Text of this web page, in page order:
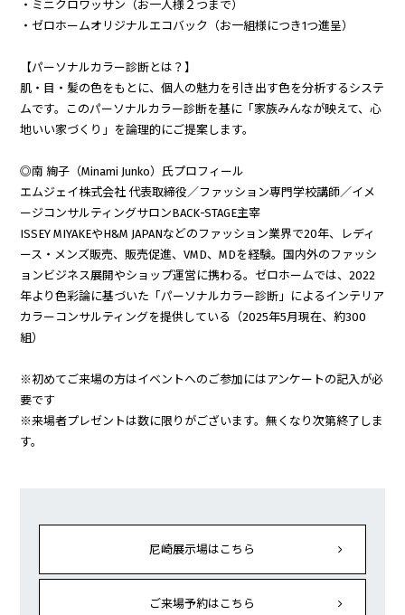
・ミニクロワッサン（お一人様２つまで）
・ゼロホームオリジナルエコバック（お一組様につき1つ進呈）
【パーソナルカラー診断とは？】
肌・目・髪の色をもとに、個人の魅力を引き出す色を分析するシステ
ムです。このパーソナルカラー診断を基に「家族みんなが映えて、心
地いい家づくり」を論理的にご提案します。
◎南 絢子（Minami Junko）氏プロフィール
エムジェイ株式会社 代表取締役／ファッション専門学校講師／イメ
ージコンサルティングサロンBACK-STAGE主宰
ISSEY MIYAKEやH&M JAPANなどのファッション業界で20年、レディ
ース・メンズ販売、販売促進、VMD、MDを経験。国内外のファッシ
ョンビジネス展開やショップ運営に携わる。ゼロホームでは、2022
年より色彩論に基づいた「パーソナルカラー診断」によるインテリア
カラーコンサルティングを提供している（2025年5月現在、約300
組）
※初めてご来場の方はイベントへのご参加にはアンケートの記入が必
要です
※来場者プレゼントは数に限りがございます。無くなり次第終了しま
す。
尼崎展示場はこちら
ご来場予約はこちら